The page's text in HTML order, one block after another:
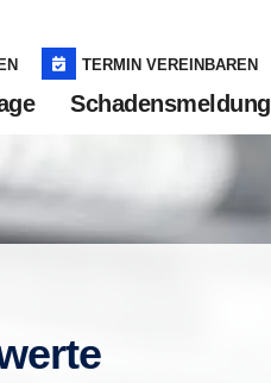
TERMIN VEREINBAREN
Schadensmeldung